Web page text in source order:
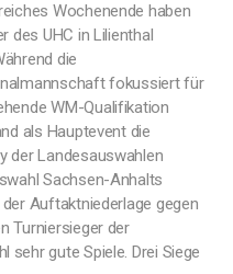
Wochenende haben
des UHC in Lilienthal
die
fokussiert für
WM-Qualifikation
als Hauptevent die
der Landesauswahlen
Sachsen-Anhalts
Auftaktniederlage gegen
Turniersieger der
sehr gute Spiele. Drei Siege